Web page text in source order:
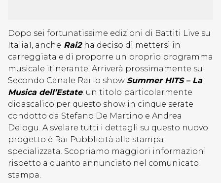
Dopo sei fortunatissime edizioni di Battiti Live su
Italia1, anche Rai2 ha deciso di mettersi in
carreggiata e di proporre un proprio programma
musicale itinerante. Arriverà prossimamente sul
Secondo Canale Rai lo show Summer HITS – La
Musica dell’Estate: un titolo particolarmente
didascalico per questo show in cinque serate
condotto da Stefano De Martino e Andrea
Delogu. A svelare tutti i dettagli su questo nuovo
progetto è Rai Pubblicità alla stampa
specializzata. Scopriamo maggiori informazioni
rispetto a quanto annunciato nel comunicato
stampa.